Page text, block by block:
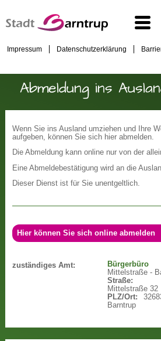
Impressum Datenschutzerklärung
Abmeldung ins
Wenn Sie ins Ausland umziehen und Ihre
aufgeben, können Sie sich hier abmelden.
Die Abmeldung kann online nur von der
Eine Abmeldebestätigung wird an die
Dieser Dienst ist für Sie unentgeltlich.
Hier können Sie sich online abmelden
zuständiges Amt:
Bürgerbüro
Mittelstraße -
Straße:
Mittelstraße 32
PLZ/Ort:
Barntrup